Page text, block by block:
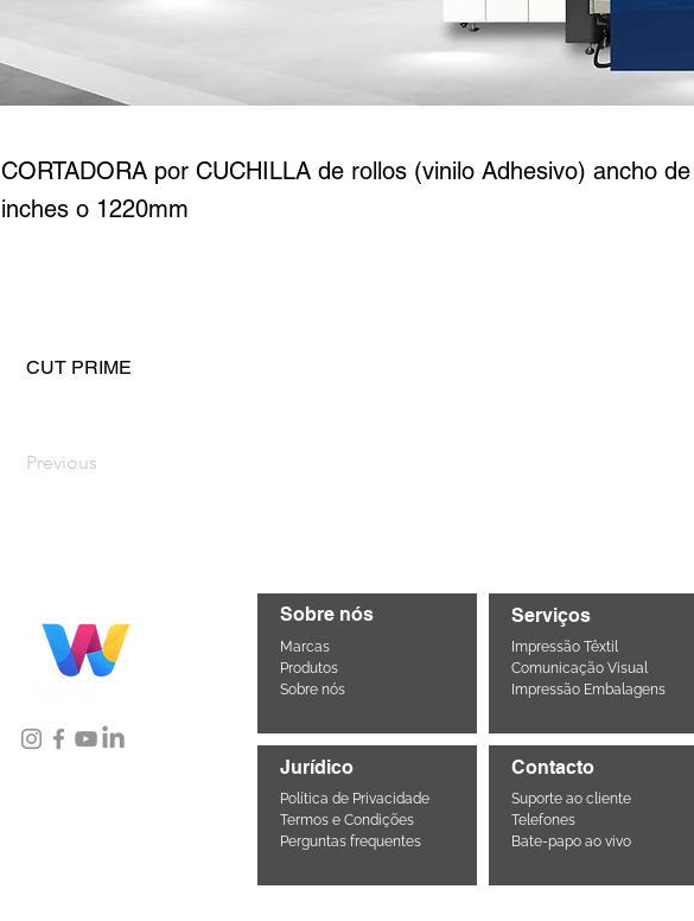
CORTADORA por CUCHILLA de rollos (vinilo Adhesivo) ancho
inches o 1220mm
CUT PRIME
Previous
Sobre nós
Marcas
Produtos
Sobre nós
Jurídico
Política de Privacidade
Termos e Condições
Perguntas frequentes
Serviços
Impressão Têxtil
Comunicação Visual
Impressão Embalagens
Contacto
Suporte ao cliente
Telefones
Bate-papo ao vivo